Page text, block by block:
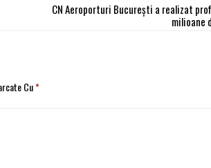
CN Aeroporturi București a realizat
milioane
Cu*